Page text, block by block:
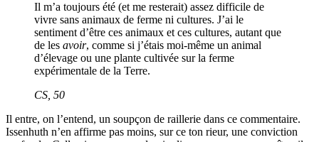
Il m’a toujours été (et me resterait) assez difficile de
vivre sans animaux de ferme ni cultures. J’ai le
sentiment d’être ces animaux et ces cultures, autant que
de les avoir, comme si j’étais moi-même un animal
d’élevage ou une plante cultivée sur la ferme
expérimentale de la Terre.
CS , 50
Il entre, on l’entend, un soupçon de raillerie dans ce commentaire.
Issenhuth n’en affirme pas moins, sur ce ton rieur, une conviction